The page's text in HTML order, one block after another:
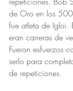
de Oro en los
fue atleta de Igloi.
eran carreras de
Fueron esfuerzos
serlo para
de repeticiones.